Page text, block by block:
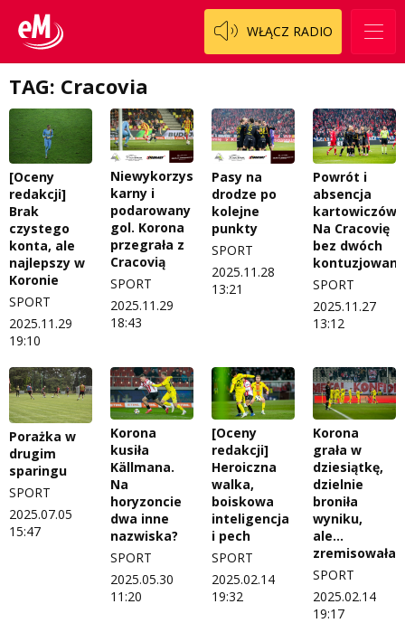
WŁĄCZ RADIO
TAG: Cracovia
[Oceny
redakcji]
Brak
czystego
konta, ale
najlepszy w
Koronie
SPORT
2025.11.29
19:10
Niewykorzystany
karny i
podarowany
gol. Korona
przegrała z
Cracovią
SPORT
2025.11.29
18:43
Pasy na
drodze po
kolejne
punkty
SPORT
2025.11.28
13:21
Powrót i
absencja
kartowiczów.
Na Cracovię
bez dwóch
SPORT
2025.11.27
13:12
Porażka w
drugim
sparingu
SPORT
2025.07.05
15:47
Korona
kusiła
Källmana.
Na
horyzoncie
dwa inne
nazwiska?
SPORT
2025.05.30
11:20
[Oceny
redakcji]
Heroiczna
walka,
boiskowa
inteligencja
i pech
SPORT
2025.02.14
19:32
Korona
grała w
dziesiątkę,
dzielnie
broniła
wyniku,
ale...
zremisowała
SPORT
2025.02.14
19:17